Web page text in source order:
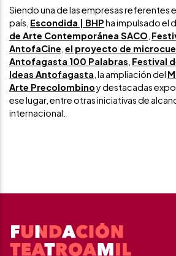
Siendo una de las empresas referentes
país, Escondida | BHPha impulsado el
de Arte Contemporánea SACO
AntofaCine el proyecto de
Antofagasta 100 Palabras Festival
Ideas Antofagasta , la ampliación del
Arte Precolombinoy destacadas
ese lugar, entre otras iniciativas de
internacional.